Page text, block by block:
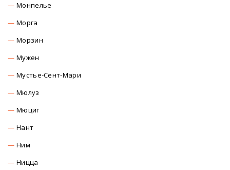
Монпелье
Морга
Морзин
Мужен
Мустье-Сент-Мари
Мюлуз
Мюциг
Нант
Ним
Ницца